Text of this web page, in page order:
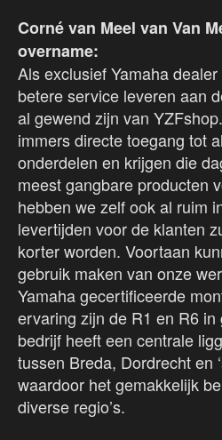
Corné van Meel van Van
overname:
Als exclusief Yamaha
betere service leveren aan
al gewend zijn van
immers directe toegang tot
onderdelen en krijgen die
meest gangbare producten
hebben we zelf ook al ruim
levertijden voor de klanten
korter worden. Voortaan
gebruik maken van onze
Yamaha gecertificeerde
ervaring zijn de R1 en R6
bedrijf heeft een centrale
tussen Breda, Dordrecht en
waardoor het gemakkelijk
diverse regio’s.